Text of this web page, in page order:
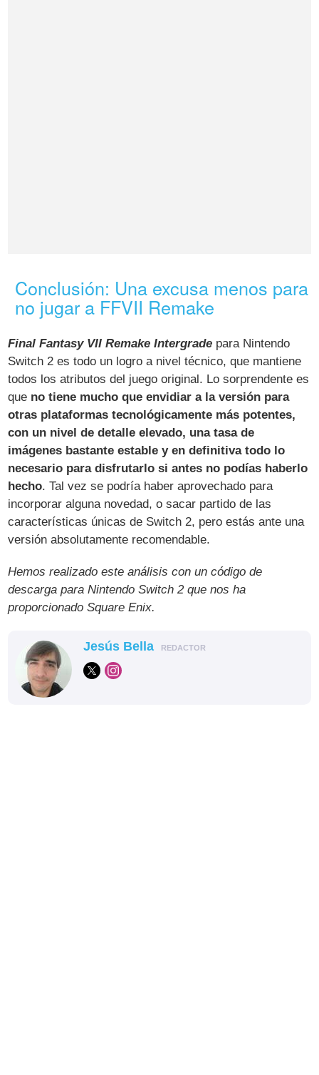
Conclusión: Una excusa menos para
no jugar a FFVII Remake
Final Fantasy VII Remake Intergrade para Nintendo
Switch 2 es todo un logro a nivel técnico, que mantiene
todos los atributos del juego original. Lo sorprendente es
que no tiene mucho que envidiar a la versión para
otras plataformas tecnológicamente más potentes,
con un nivel de detalle elevado, una tasa de
imágenes bastante estable y en definitiva todo lo
necesario para disfrutarlo si antes no podías haberlo
hecho. Tal vez se podría haber aprovechado para
incorporar alguna novedad, o sacar partido de las
características únicas de Switch 2, pero estás ante una
versión absolutamente recomendable.
Hemos realizado este análisis con un código de
descarga para Nintendo Switch 2 que nos ha
proporcionado Square Enix.
Jesús Bella REDACTOR